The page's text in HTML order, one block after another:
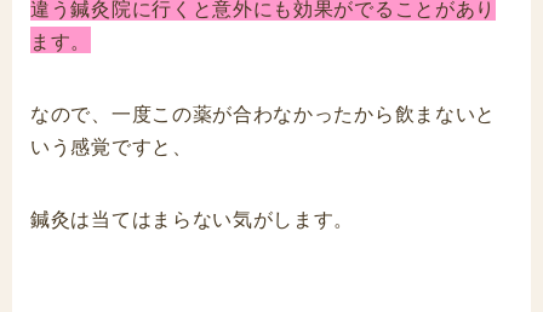
違う鍼灸院に行くと意外にも効果がでることがあり
ます。
なので、一度この薬が合わなかったから飲まないと
いう感覚ですと、
鍼灸は当てはまらない気がします。